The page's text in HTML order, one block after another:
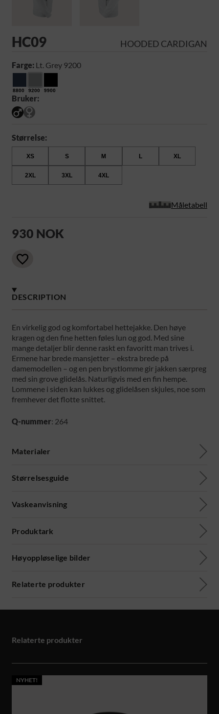
HC09 HOODED CARDIGAN
Farge: Lt. Grey 9200
8800 9200 9900
Bruker:
Størrelse:
XS S M L XL
2XL 3XL 4XL
Måletabell
930 NOK
DESCRIPTION
En virkelig god og komfortabel hettejakke. Den høye
kragen og den fine hetten føles lun og god. Med sine
mange detaljer blir denne raskt en favoritt man trives i.
Ermene har brede mansjetter – ekstra brede på
damemodellen – og en pen brystlomme gir jakken særpreg
med sin grove glidelås. Naturligvis med en fin hempe.
Lommene i siden kan lukkes og glidelåsen skjules, noe som
fremhever det flotte snittet.
Q-nummer: 264
Materialer
Størrelsesguide
Vaskeanvisning
Produktark
Høyoppløselige bilder
Relaterte produkter
Relaterte produkter
NYHET!